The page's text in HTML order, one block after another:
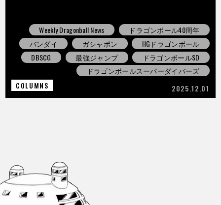
Weekly Dragonball News
ドラゴンボール40周年
バンダイ
ガシャポン
HGドラゴンボール
DBSCG
最強ジャンプ
ドラゴンボールSD
ドラゴンボールスーパーダイバーズ
COLUMNS
2025.12.01